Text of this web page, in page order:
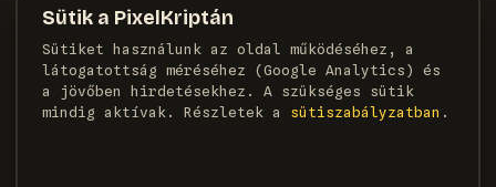
Sütik a PixelKriptán
Sütiket használunk az oldal működéséhez, a
látogatottság méréséhez (Google Analytics) és
a jövőben hirdetésekhez. A szükséges sütik
mindig aktívak. Részletek a
süti­szabályzatban .
MAGAZIN
Szerzők
Médiaajánlat
Kapcsolat